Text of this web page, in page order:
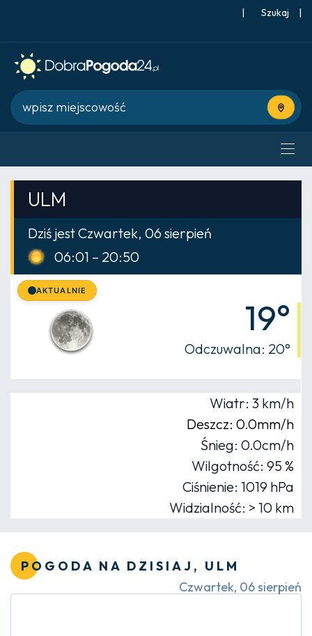
| |
Użyj
ULM
Dziś jest Czwartek, 06 sierpień
06:01 – 20:50
AKTUALNIE
19°
Odczuwalna: 20°
Wiatr: 3 km/h
Deszcz: 0.0mm/h
Śnieg: 0.0cm/h
Wilgotność: 95 %
Ciśnienie: 1019 hPa
Widzialność: > 10 km
POGODA NA DZISIAJ, ULM
Czwartek, 06 sierpień